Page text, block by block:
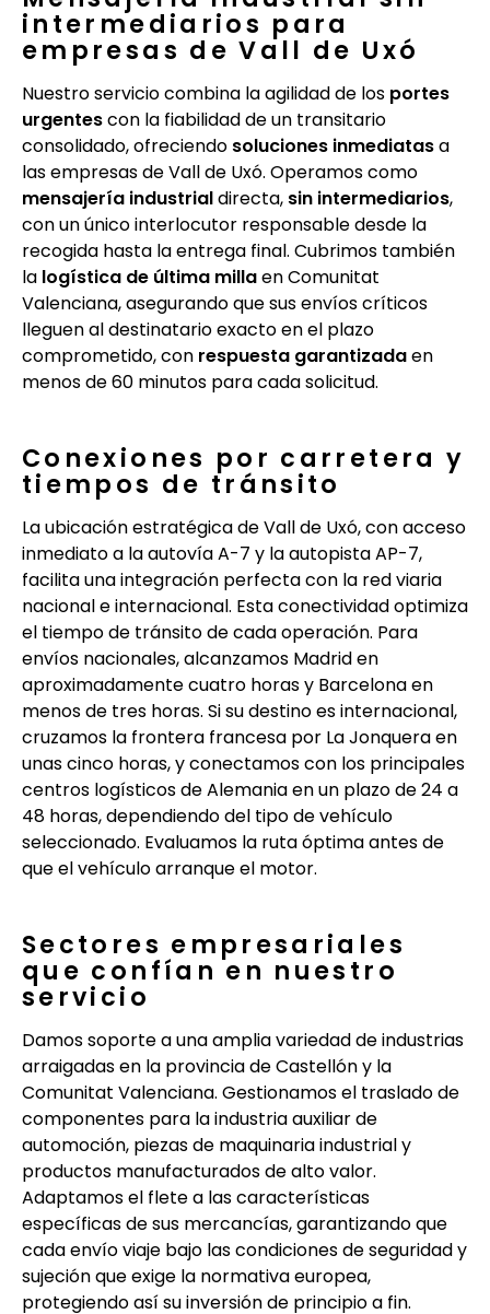
intermediarios para
empresas de Vall de Uxó
Nuestro servicio combina la agilidad de los portes
urgentescon la fiabilidad de un transitario
consolidado, ofreciendo soluciones inmediatasa
las empresas de Vall de Uxó. Operamos como
mensajería industrialdirecta, sin intermediarios,
con un único interlocutor responsable desde la
recogida hasta la entrega final. Cubrimos también
la logística de última millaen Comunitat
Valenciana, asegurando que sus envíos críticos
lleguen al destinatario exacto en el plazo
comprometido, con respuesta garantizadaen
menos de 60 minutos para cada solicitud.
Conexiones por carretera y
tiempos de tránsito
La ubicación estratégica de Vall de Uxó, con acceso
inmediato a la autovía A-7 y la autopista AP-7,
facilita una integración perfecta con la red viaria
nacional e internacional. Esta conectividad optimiza
el tiempo de tránsito de cada operación. Para
envíos nacionales, alcanzamos Madrid en
aproximadamente cuatro horas y Barcelona en
menos de tres horas. Si su destino es internacional,
cruzamos la frontera francesa por La Jonquera en
unas cinco horas, y conectamos con los principales
centros logísticos de Alemania en un plazo de 24 a
48 horas, dependiendo del tipo de vehículo
seleccionado. Evaluamos la ruta óptima antes de
que el vehículo arranque el motor.
Sectores empresariales
que confían en nuestro
servicio
Damos soporte a una amplia variedad de industrias
arraigadas en la provincia de Castellón y la
Comunitat Valenciana. Gestionamos el traslado de
componentes para la industria auxiliar de
automoción, piezas de maquinaria industrial y
productos manufacturados de alto valor.
Adaptamos el flete a las características
específicas de sus mercancías, garantizando que
cada envío viaje bajo las condiciones de seguridad y
sujeción que exige la normativa europea,
protegiendo así su inversión de principio a fin.